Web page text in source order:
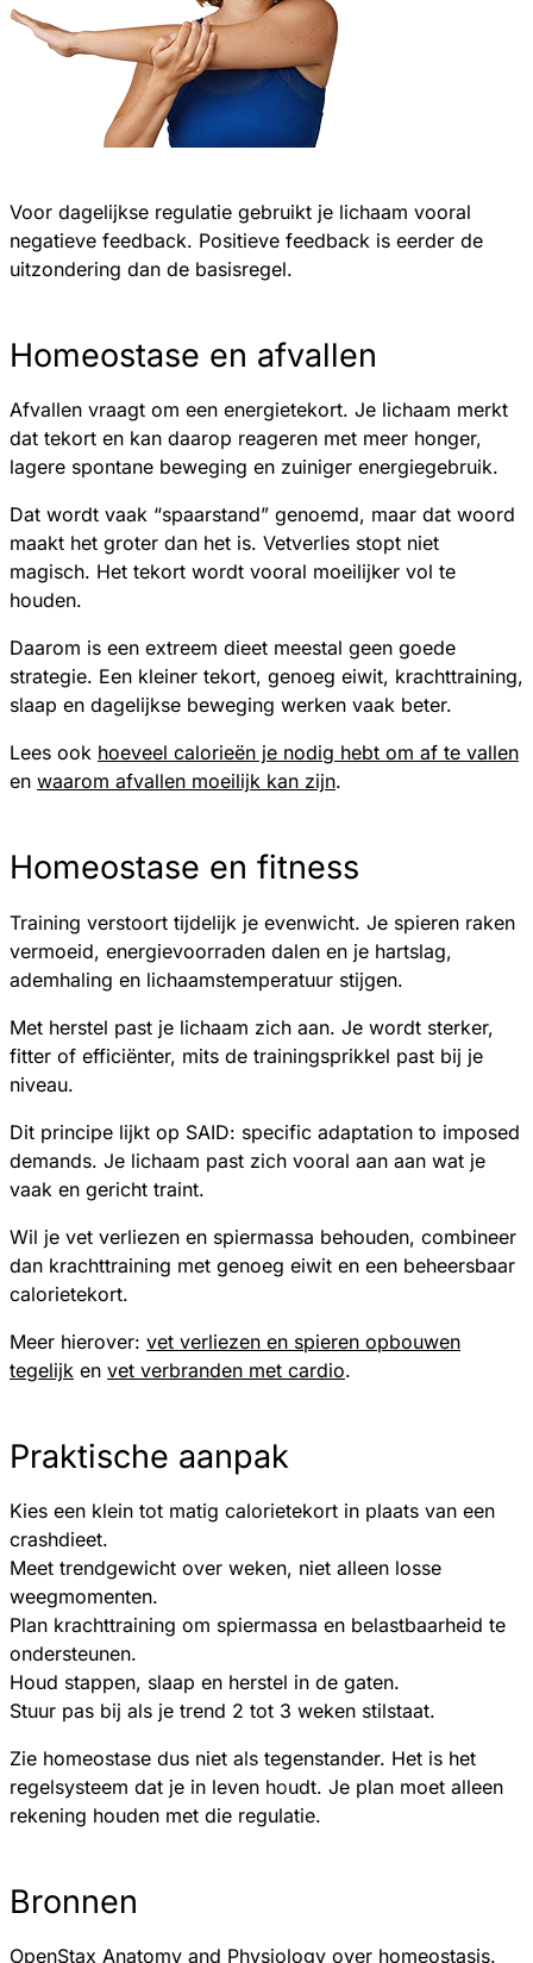
Voor dagelijkse regulatie gebruikt je lichaam vooral
negatieve feedback. Positieve feedback is eerder de
uitzondering dan de basisregel.
Homeostase en afvallen
Afvallen vraagt om een energietekort. Je lichaam merkt
dat tekort en kan daarop reageren met meer honger,
lagere spontane beweging en zuiniger energiegebruik.
Dat wordt vaak “spaarstand” genoemd, maar dat woord
maakt het groter dan het is. Vetverlies stopt niet
magisch. Het tekort wordt vooral moeilijker vol te
houden.
Daarom is een extreem dieet meestal geen goede
strategie. Een kleiner tekort, genoeg eiwit, krachttraining,
slaap en dagelijkse beweging werken vaak beter.
Lees ook hoeveel calorieën je nodig hebt om af te vallen
en waarom afvallen moeilijk kan zijn.
Homeostase en fitness
Training verstoort tijdelijk je evenwicht. Je spieren raken
vermoeid, energievoorraden dalen en je hartslag,
ademhaling en lichaamstemperatuur stijgen.
Met herstel past je lichaam zich aan. Je wordt sterker,
fitter of efficiënter, mits de trainingsprikkel past bij je
niveau.
Dit principe lijkt op SAID: specific adaptation to imposed
demands. Je lichaam past zich vooral aan aan wat je
vaak en gericht traint.
Wil je vet verliezen en spiermassa behouden, combineer
dan krachttraining met genoeg eiwit en een beheersbaar
calorietekort.
Meer hierover: vet verliezen en spieren opbouwen
tegelijk en vet verbranden met cardio.
Praktische aanpak
Kies een klein tot matig calorietekort in plaats van een
crashdieet.
Meet trendgewicht over weken, niet alleen losse
weegmomenten.
Plan krachttraining om spiermassa en belastbaarheid te
ondersteunen.
Houd stappen, slaap en herstel in de gaten.
Stuur pas bij als je trend 2 tot 3 weken stilstaat.
Zie homeostase dus niet als tegenstander. Het is het
regelsysteem dat je in leven houdt. Je plan moet alleen
rekening houden met die regulatie.
Bronnen
OpenStax Anatomy and Physiology over homeostasis.